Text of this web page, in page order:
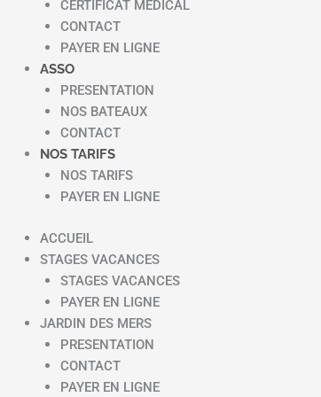
CERTIFICAT MEDICAL
CONTACT
PAYER EN LIGNE
ASSO
PRESENTATION
NOS BATEAUX
CONTACT
NOS TARIFS
NOS TARIFS
PAYER EN LIGNE
ACCUEIL
STAGES VACANCES
STAGES VACANCES
PAYER EN LIGNE
JARDIN DES MERS
PRESENTATION
CONTACT
PAYER EN LIGNE